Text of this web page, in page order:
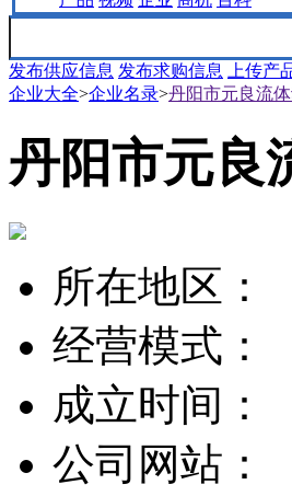
发布供应信息 发布求购信息
上传产
企业大全>企业名录>丹阳市元良流
丹阳市元良
所在地区：
经营模式：
成立时间：
公司网站：